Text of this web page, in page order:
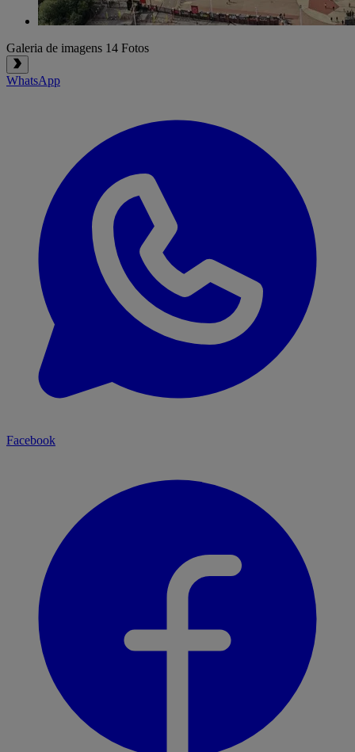
Galeria de imagens 14 Fotos
WhatsApp
Facebook